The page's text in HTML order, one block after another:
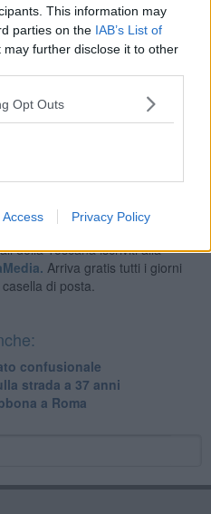
This information may
parties on the IAB’s List of
may further disclose it to other
Opt Outs
Access Privacy Policy
18 a Bibbona.
sanitari alla gara, i vigili del
è stato chiamato l'elisoccorso
della Toscana iscriviti alla
Arriva gratis tutti i giorni
di posta.
confusionale
strada a 37 anni
a Roma